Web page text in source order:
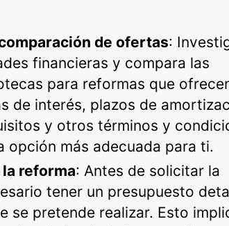
de ofertas:
financieras y compara las
para reformas que
de interés, plazos de
y otros términos y
opción más adecuada para ti.
reforma: Antes de solicitar la
tener un presupuesto
se pretende realizar. Esto